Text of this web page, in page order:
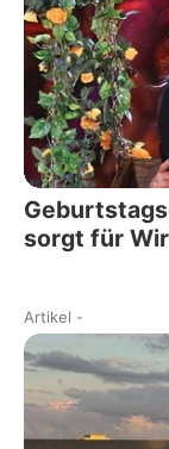
sorgt für
Artikel -